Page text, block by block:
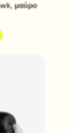
μαύρο